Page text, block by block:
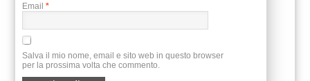
Email *
Salva il mio nome, email e sito web in questo browser
per la prossima volta che commento.